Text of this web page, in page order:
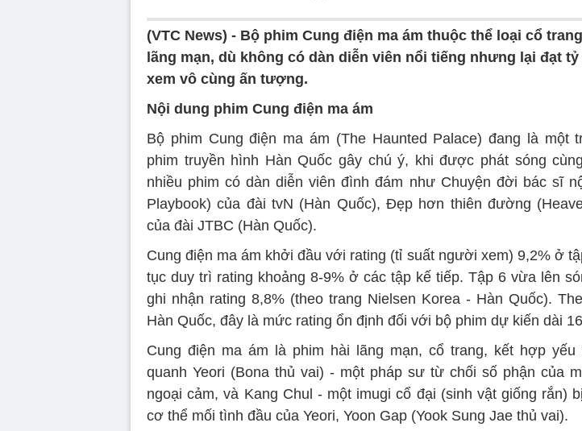
(VTC News) - Bộ phim Cung điện ma ám thuộc thể loại cổ
lãng mạn, dù không có dàn diễn viên nổi tiếng nhưng lại đạt
xem vô cùng ấn tượng.
Nội dung phim Cung điện ma ám
Bộ phim Cung điện ma ám (The Haunted Palace) đang là một
phim truyền hình Hàn Quốc gây chú ý, khi được phát sóng
nhiều phim có dàn diễn viên đình đám như Chuyện đời bác sĩ
Playbook) của đài tvN (Hàn Quốc), Đẹp hơn thiên đường
của đài JTBC (Hàn Quốc).
Cung điện ma ám khởi đầu với rating (tỉ suất người xem) 9,2% ở
tục duy trì rating khoảng 8-9% ở các tập kế tiếp. Tập 6 vừa lên
ghi nhận rating 8,8% (theo trang Nielsen Korea - Hàn Quốc).
Hàn Quốc, đây là mức rating ổn định đối với bộ phim dự kiến ​​dài
Cung điện ma ám là phim hài lãng mạn, cổ trang, kết hợp
quanh Yeori (Bona thủ vai) - một pháp sư từ chối số phận của
ngoại cảm, và Kang Chul - một imugi cổ đại (sinh vật giống rắn)
cơ thể mối tình đầu của Yeori, Yoon Gap (Yook Sung Jae thủ vai).